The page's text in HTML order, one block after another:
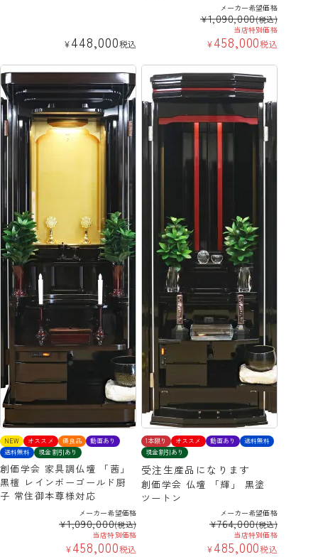
¥448,000税込
メーカー希望価格
¥1,090,000(税込)
当店特別価格
¥458,000税込
NEW オススメ 優良品
動画あり
送料無料
現金割引あり
創価学会 家具調仏壇 「茜」
黒檀 レインボーゴールド厨
子 常住御本尊様対応
メーカー希望価格
¥1,090,000(税込)
当店特別価格
¥458,000税込
1本限り オススメ 動画あり
送料無料
現金割引あり
受注生産品になります
創価学会 仏壇 「輝」 黒塗
ツートン
メーカー希望価格
¥764,000(税込)
当店特別価格
¥485,000税込